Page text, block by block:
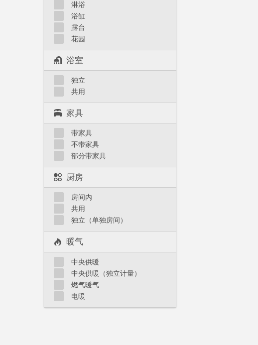
淋浴
浴缸
露台
花园
浴室
独立
共用
家具
带家具
不带家具
部分带家具
厨房
房间内
共用
独立（单独房间）
暖气
中央供暖
中央供暖（独立计量）
燃气暖气
电暖